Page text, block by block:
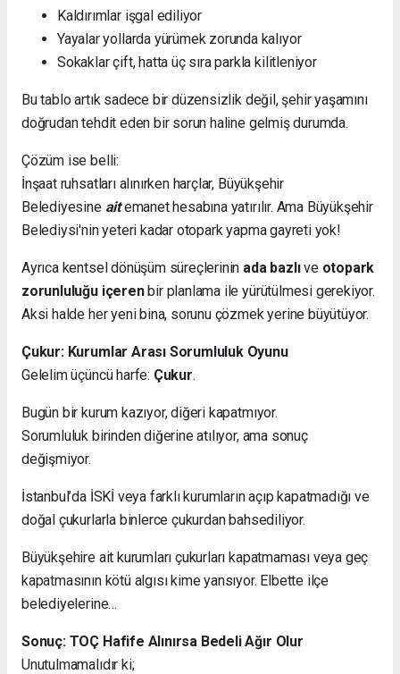
Kaldırımlar işgal ediliyor
Yayalar yollarda yürümek zorunda kalıyor
Sokaklar çift, hatta üç sıra parkla kilitleniyor
Bu tablo artık sadece bir düzensizlik değil, şehir yaşamını
doğrudan tehdit eden bir sorun haline gelmiş durumda.
Çözüm ise belli:
İnşaat ruhsatları alınırken harçlar, Büyükşehir
Belediyesine aitemanet hesabına yatırılır. Ama Büyükşehir
Belediysi'nin yeteri kadar otopark yapma gayreti yok!
Ayrıca kentsel dönüşüm süreçlerinin ada bazlıve otopark
zorunluluğu içerenbir planlama ile yürütülmesi gerekiyor.
Aksi halde her yeni bina, sorunu çözmek yerine büyütüyor.
Çukur: Kurumlar Arası Sorumluluk Oyunu
Gelelim üçüncü harfe: Çukur.
Bugün bir kurum kazıyor, diğeri kapatmıyor.
Sorumluluk birinden diğerine atılıyor, ama sonuç
değişmiyor.
İstanbul’da İSKİ veya farklı kurumların açıp kapatmadığı ve
doğal çukurlarla binlerce çukurdan bahsediliyor.
Büyükşehire ait kurumları çukurları kapatmaması veya geç
kapatmasının kötü algısı kime yansıyor. Elbette ilçe
belediyelerine…
Sonuç: TOÇ Hafife Alınırsa Bedeli Ağır Olur
Unutulmamalıdır ki;